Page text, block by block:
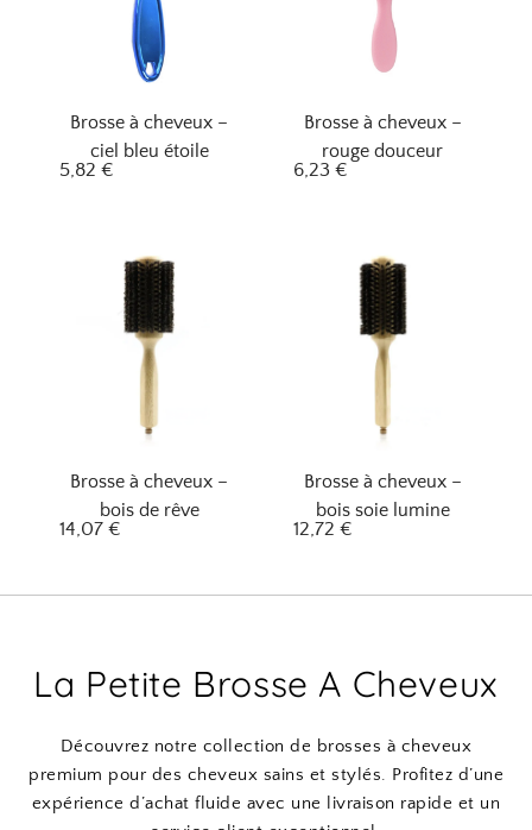
Brosse à cheveux –
ciel bleu étoile
5,82 €
Brosse à cheveux –
rouge douceur
6,23 €
Brosse à cheveux –
bois de rêve
14,07 €
Brosse à cheveux –
bois soie lumine
12,72 €
La Petite Brosse A Cheveux
Découvrez notre collection de brosses à cheveux
premium pour des cheveux sains et stylés. Profitez d’une
expérience d’achat fluide avec une livraison rapide et un